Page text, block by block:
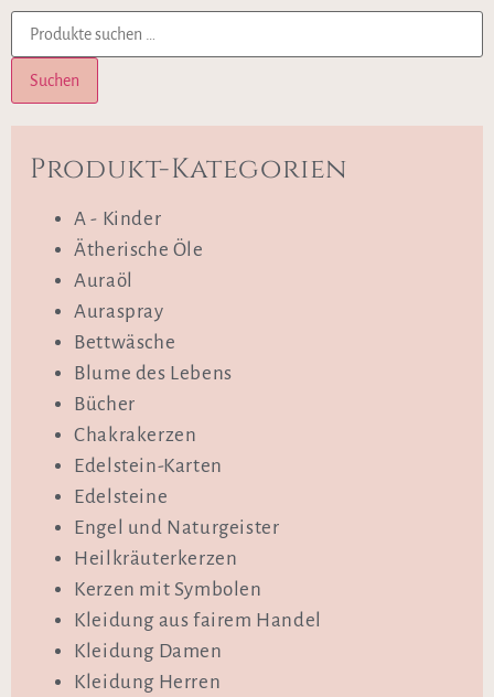
Suchen
Produkt-Kategorien
A - Kinder
Ätherische Öle
Auraöl
Auraspray
Bettwäsche
Blume des Lebens
Bücher
Chakrakerzen
Edelstein-Karten
Edelsteine
Engel und Naturgeister
Heilkräuterkerzen
Kerzen mit Symbolen
Kleidung aus fairem Handel
Kleidung Damen
Kleidung Herren